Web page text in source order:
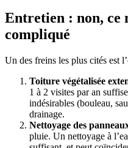
Entretien : non, ce
compliqué
Un des freins les plus cités est
Toiture végétalisée
1 à 2 visites par an
indésirables (bouleau,
drainage.
Nettoyage des
pluie. Un nettoyage à